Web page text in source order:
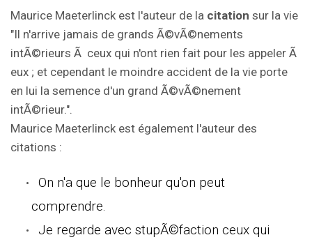
Maurice Maeterlinck est l'auteur de la citation sur la vie
"Il n'arrive jamais de grands Ã©vÃ©nements
intÃ©rieurs Ã ceux qui n'ont rien fait pour les appeler Ã
eux ; et cependant le moindre accident de la vie porte
en lui la semence d'un grand Ã©vÃ©nement
intÃ©rieur.".
Maurice Maeterlinck est également l'auteur des
citations :
On n'a que le bonheur qu'on peut
comprendre.
Je regarde avec stupÃ©faction ceux qui